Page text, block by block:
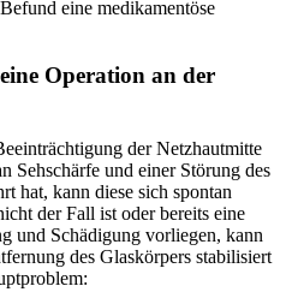
eine medikamentöse
Operation an der
der Netzhautmitte
Sehschärfe und einer Störung des
hat, kann diese sich spontan
der Fall ist oder bereits eine
und Schädigung vorliegen, kann
des Glaskörpers stabilisiert